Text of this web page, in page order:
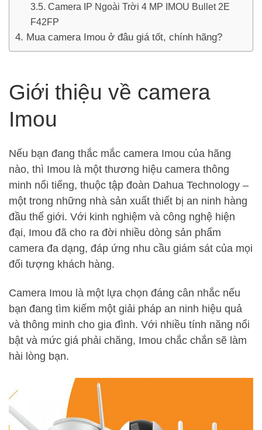
Camera IP Ngoài Trời 4 MP IMOU Bullet 2E
F42FP
Mua camera Imou ở đâu giá tốt, chính hãng?
Giới thiệu về camera
Imou
Nếu bạn đang thắc mắc camera Imou của hãng
nào, thì Imou là một thương hiệu camera thông
minh nổi tiếng, thuộc tập đoàn Dahua Technology –
một trong những nhà sản xuất thiết bị an ninh hàng
đầu thế giới. Với kinh nghiệm và công nghệ hiện
đại, Imou đã cho ra đời nhiều dòng sản phẩm
camera đa dạng, đáp ứng nhu cầu giám sát của mọi
đối tượng khách hàng.
Camera Imou là một lựa chọn đáng cân nhắc nếu
bạn đang tìm kiếm một giải pháp an ninh hiệu quả
và thông minh cho gia đình. Với nhiều tính năng nổi
bật và mức giá phải chăng, Imou chắc chắn sẽ làm
hài lòng bạn.